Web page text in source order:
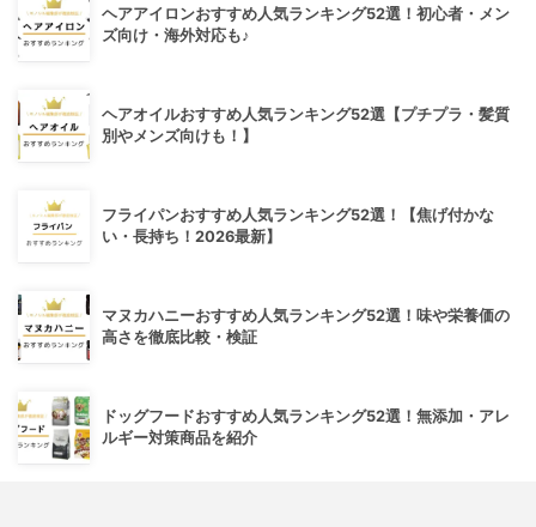
ヘアアイロンおすすめ人気ランキング52選！初心者・メン
ズ向け・海外対応も♪
ヘアオイルおすすめ人気ランキング52選【プチプラ・髪質
別やメンズ向けも！】
フライパンおすすめ人気ランキング52選！【焦げ付かな
い・長持ち！2026最新】
マヌカハニーおすすめ人気ランキング52選！味や栄養価の
高さを徹底比較・検証
ドッグフードおすすめ人気ランキング52選！無添加・アレ
ルギー対策商品を紹介